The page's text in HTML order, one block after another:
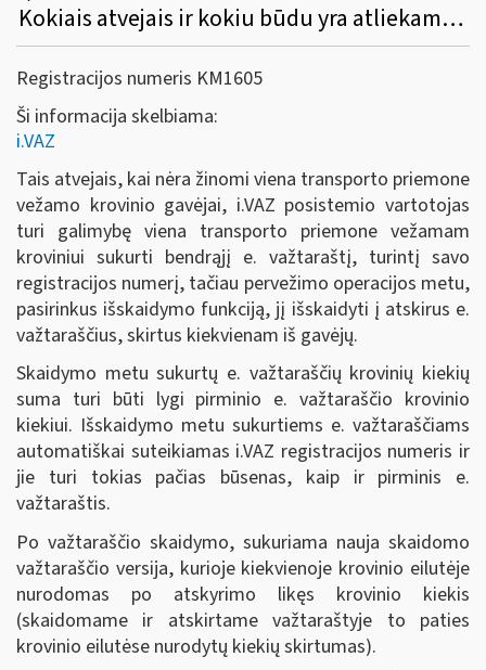
Kokiais atvejais ir kokiu būdu yra atliekamas važtaraščio skaidymas?
Registracijos numeris KM1605
Ši informacija skelbiama:
i.VAZ
Tais atvejais, kai nėra žinomi viena transporto priemone
vežamo krovinio gavėjai, i.VAZ posistemio vartotojas
turi galimybę viena transporto priemone vežamam
kroviniui sukurti bendrąjį e. važtaraštį, turintį savo
registracijos numerį, tačiau pervežimo operacijos metu,
pasirinkus išskaidymo funkciją, jį išskaidyti į atskirus e.
važtaraščius, skirtus kiekvienam iš gavėjų.
Skaidymo metu sukurtų e. važtaraščių krovinių kiekių
suma turi būti lygi pirminio e. važtaraščio krovinio
kiekiui. Išskaidymo metu sukurtiems e. važtaraščiams
automatiškai suteikiamas i.VAZ registracijos numeris ir
jie turi tokias pačias būsenas, kaip ir pirminis e.
važtaraštis.
Po važtaraščio skaidymo, sukuriama nauja skaidomo
važtaraščio versija, kurioje kiekvienoje krovinio eilutėje
nurodomas po atskyrimo likęs krovinio kiekis
(skaidomame ir atskirtame važtaraštyje to paties
krovinio eilutėse nurodytų kiekių skirtumas).